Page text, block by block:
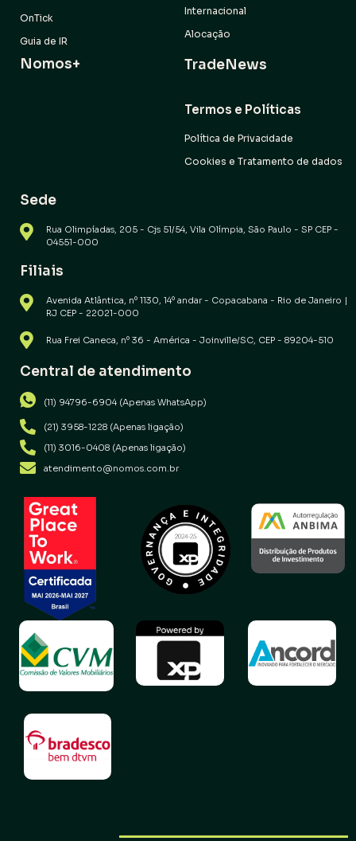
Internacional
Alocação
OnTick
Guia de IR
TradeNews
Nomos+
Termos e Políticas
Política de Privacidade
Cookies e Tratamento de dados
Sede
Rua Olimpíadas, 205 - Cjs 51/54, Vila Olímpia, São Paulo - SP CEP -
04551-000
Filiais
Avenida Atlântica, nº 1130, 14º andar - Copacabana - Rio de Janeiro |
RJ CEP - 22021-000
Rua Frei Caneca, nº 36 - América - Joinville/SC, CEP - 89204-510
Central de atendimento
(11) 94796-6904 (Apenas WhatsApp)
(21) 3958-1228 (Apenas ligação)
(11) 3016-0408 (Apenas ligação)
atendimento@nomos.com.br